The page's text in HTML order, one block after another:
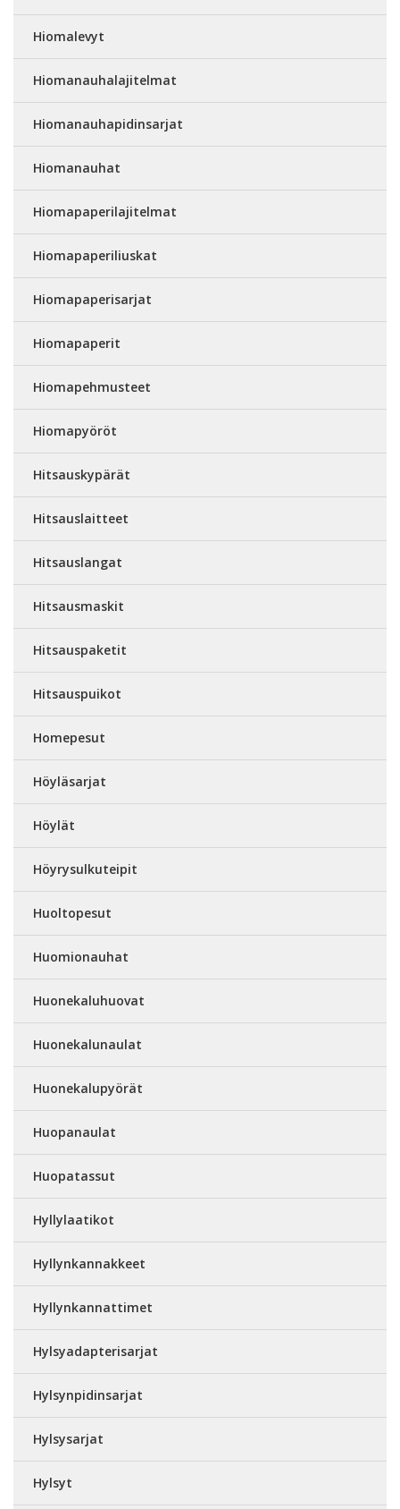
Hiomalevyt
Hiomanauhalajitelmat
Hiomanauhapidinsarjat
Hiomanauhat
Hiomapaperilajitelmat
Hiomapaperiliuskat
Hiomapaperisarjat
Hiomapaperit
Hiomapehmusteet
Hiomapyöröt
Hitsauskypärät
Hitsauslaitteet
Hitsauslangat
Hitsausmaskit
Hitsauspaketit
Hitsauspuikot
Homepesut
Höyläsarjat
Höylät
Höyrysulkuteipit
Huoltopesut
Huomionauhat
Huonekaluhuovat
Huonekalunaulat
Huonekalupyörät
Huopanaulat
Huopatassut
Hyllylaatikot
Hyllynkannakkeet
Hyllynkannattimet
Hylsyadapterisarjat
Hylsynpidinsarjat
Hylsysarjat
Hylsyt